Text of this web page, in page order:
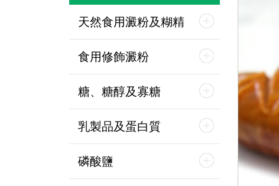
天然食用澱粉及糊精
食用修飾澱粉
糖、糖醇及寡糖
乳製品及蛋白質
磷酸鹽